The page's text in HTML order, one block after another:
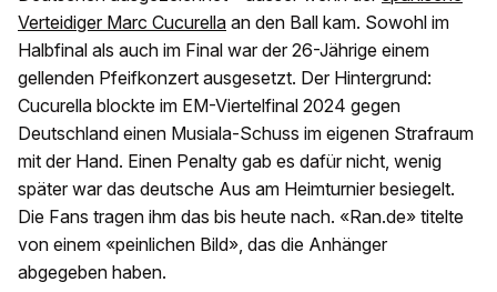
Verteidiger Marc Cucurella an den Ball kam. Sowohl im
Halbfinal als auch im Final war der 26-Jährige einem
gellenden Pfeifkonzert ausgesetzt. Der Hintergrund:
Cucurella blockte im EM-Viertelfinal 2024 gegen
Deutschland einen Musiala-Schuss im eigenen Strafraum
mit der Hand. Einen Penalty gab es dafür nicht, wenig
später war das deutsche Aus am Heimturnier besiegelt.
Die Fans tragen ihm das bis heute nach. «Ran.de» titelte
von einem «peinlichen Bild», das die Anhänger
abgegeben haben.